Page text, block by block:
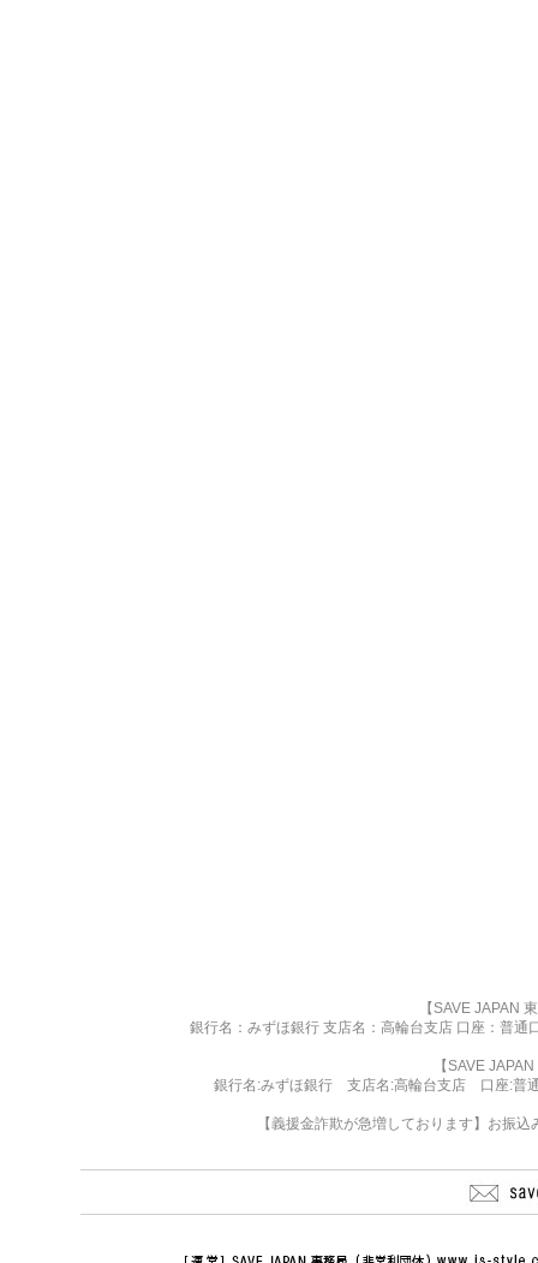
【SAVE JAPAN
銀行名：みずほ銀行 支店名：高輪台支店 口座：普
【SAVE
銀行名:みずほ銀行 支店名:高輪台支店 口座:普
【義援金詐欺が急増しております】お振